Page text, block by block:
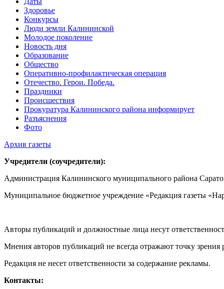
Здоровье
Конкурсы
Люди земли Калининской
Молодое поколение
Новость дня
Образование
Общество
Оперативно-профилактическая операция
Отечество. Герои. Победа.
Праздники
Происшествия
Прокуратура Калининского района информирует
Разъяснения
Фото
Архив газеты
Учредители (соучредители):
Администрация Калининского муниципального района
Муниципальное бюджетное учреждение «Редакция газеты
Авторы публикаций и должностные лица несут
Мнения авторов публикаций не всегда отражают точку зрения
Редакция не несет ответственности за содержание рекламы.
Контакты: